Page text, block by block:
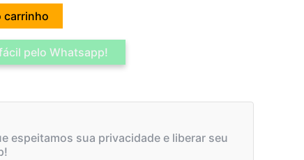
carrinho
pelo Whatsapp!
espeitamos sua privacidade e liberar seu